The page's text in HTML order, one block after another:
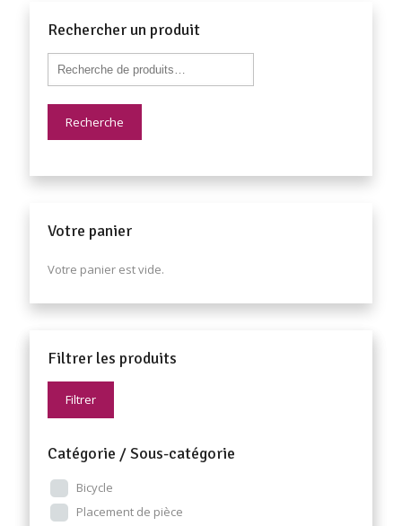
Rechercher un produit
Recherche
Votre panier
Votre panier est vide.
Filtrer les produits
Filtrer
Catégorie / Sous-catégorie
Bicycle
Placement de pièce